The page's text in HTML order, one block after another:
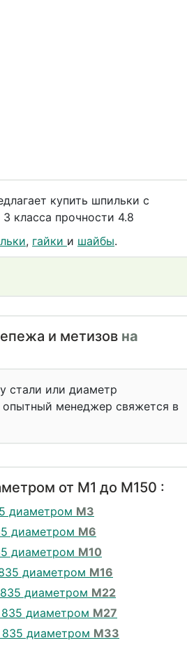
купить шпильки с
класса прочности 4.8
, гайки и шайбы.
и метизов на
стали или диаметр
менеджер свяжется в
от М1 до М150 :
диаметром М3
диаметром М6
диаметром М10
диаметром М16
диаметром М22
835 диаметром М27
835 диаметром М33